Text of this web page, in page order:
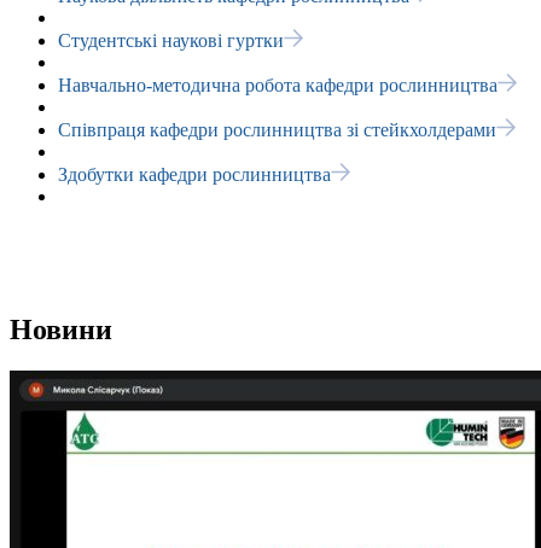
Студентські наукові гуртки
Навчально-методична робота кафедри рослинництва
Співпраця кафедри рослинництва зі стейкхолдерами
Здобутки кафедри рослинництва
Новини